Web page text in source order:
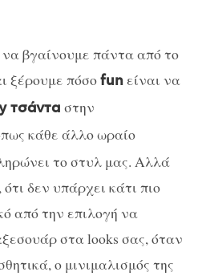
βγαίνουμε πάντα από το
ξέρουμε πόσοfunείναι να
τσάντα στην
κάθε άλλο ωραίο
το στυλ μας. Αλλά
δεν υπάρχει κάτι πιο
από την επιλογή να
στα looks σας, όταν
ο μινιμαλισμός της